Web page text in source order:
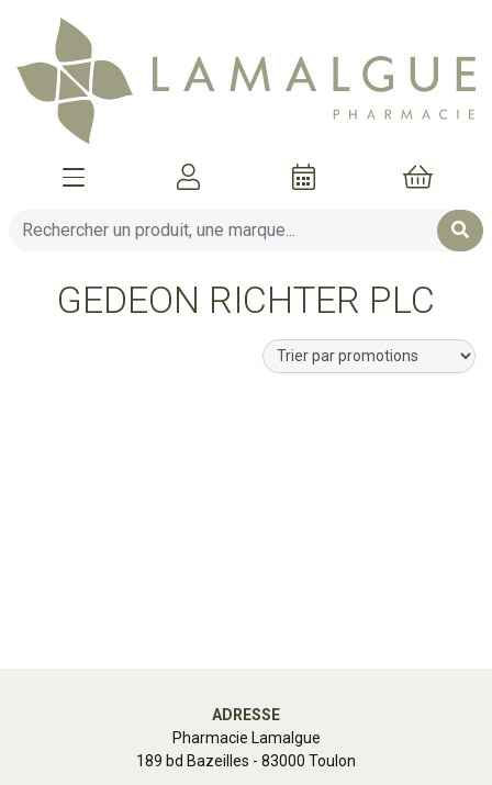
Afficher la navigation
Mon
GEDEON RICHTER PLC
ADRESSE
Pharmacie Lamalgue
189 bd Bazeilles - 83000 Toulon